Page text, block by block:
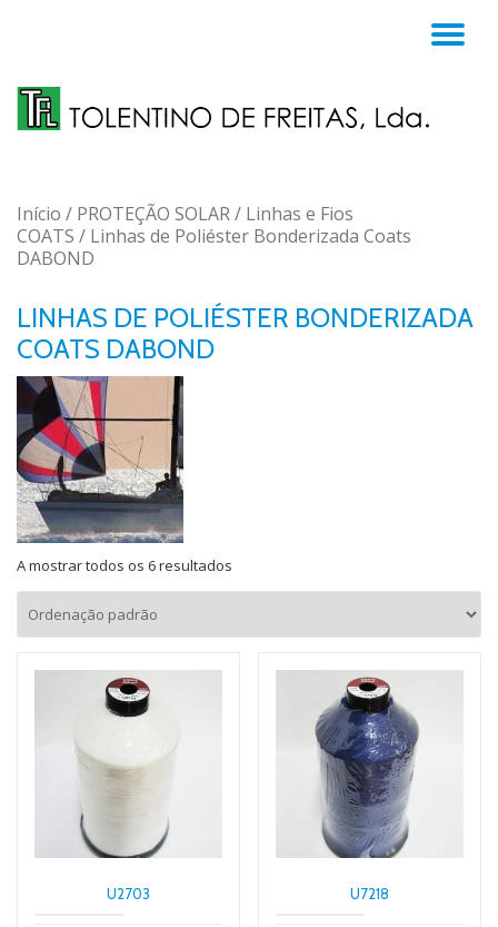
content
Início / PROTEÇÃO SOLAR/ Linhas e Fios
COATS / Linhas de Poliéster Bonderizada Coats
DABOND
LINHAS DE POLIÉSTER BONDERIZADA
COATS DABOND
A mostrar todos os 6 resultados
U2703 U7218